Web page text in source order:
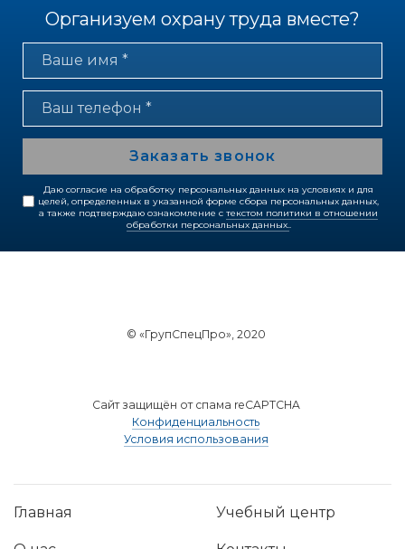
Организуем охрану труда вместе?
Заказать звонок
Даю согласие на обработку персональных данных на условиях и для
целей, определенных в указанной форме сбора персональных данных,
а также подтверждаю ознакомление с текстом политики в отношении
обработки персональных данных..
© «ГрупСпецПро», 2020
Сайт защищён от спама reCAPTCHA
Конфиденциальность
Условия использования
Главная Учебный центр